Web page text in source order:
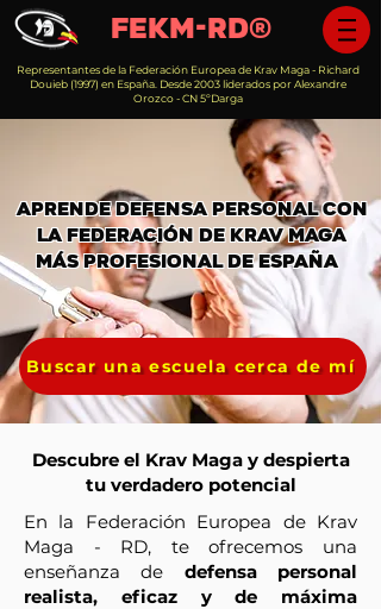
FEKM-RD®️
Representantes de la Federación Europea de Krav Maga - Richard
Douieb (1997) en España. Desde 2003 liderados por Alexandre
Orozco - CN 5ºDarga
APRENDE DEFENSA PERSONAL CON
LA FEDERACIÓN DE KRAV MAGA
MÁS profesional DE ESPAÑA
Buscar una escuela cerca de mí
Descubre el Krav Maga y despierta
tu verdadero potencial
En la Federación Europea de Krav
Maga - RD, te ofrecemos una
enseñanza de defensa personal
realista, eficaz y de máxima